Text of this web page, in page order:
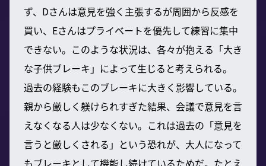
ず、Dさんは意見を強く主張するが周囲から反感を
買い、Eさんはプライベートを優先して練習に集中
できない。このような状況は、各々が抱える「大き
な子供ブレーキ」によって生じると考えられる。
過去の経験もこのブレーキに大きく影響している。
親から厳しく躾けられすぎた結果、会議で意見を言
えなくなる人は少なくない。これは過去の「意見を
言うと厳しくされる」という恐れが、大人になって
もブレーキとして機能し続けているためだ。たとえ